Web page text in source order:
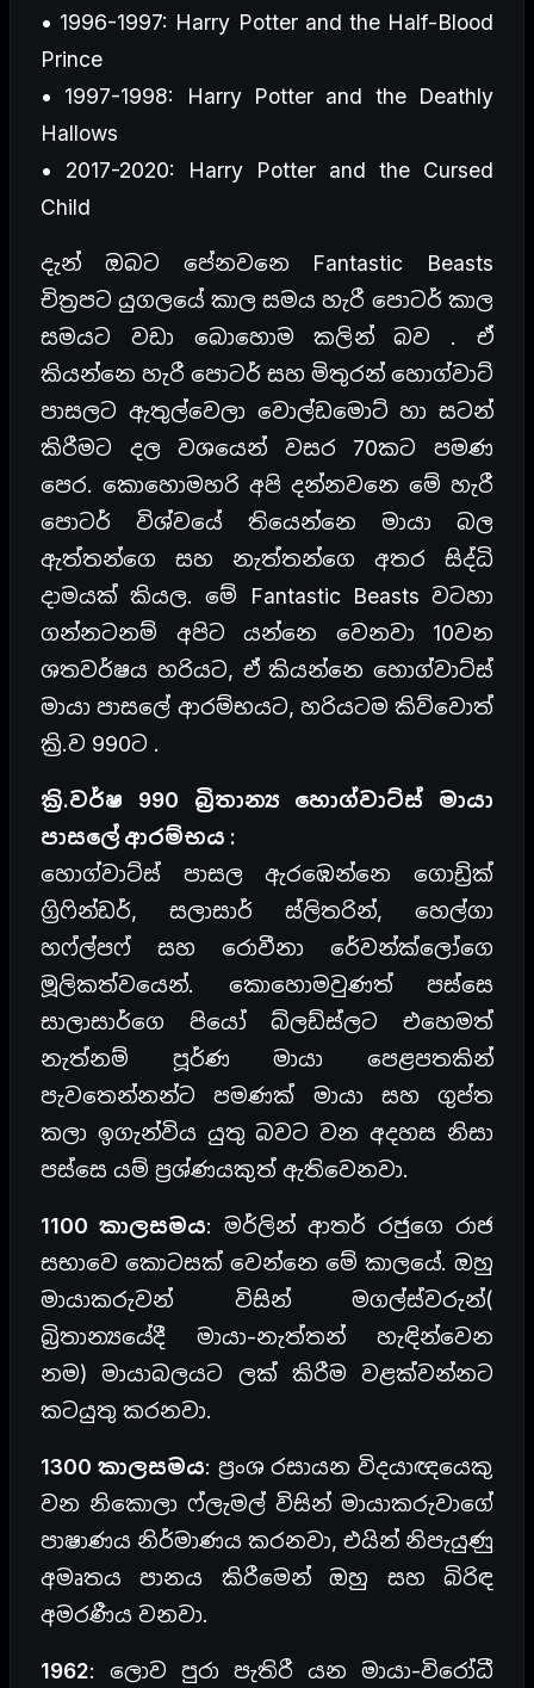
• 1996-1997: Harry Potter and the Half-Blood
Prince
• 1997-1998: Harry Potter and the Deathly
Hallows
• 2017-2020: Harry Potter and the Cursed
Child
දැන් ඔබට පේනවනෙ Fantastic Beasts
චිත්‍රපට යුගලයේ කාල සමය හැරී පොටර් කාල
සමයට වඩා බොහොම කලින් බව . ඒ
කියන්නෙ හැරී පොටර් සහ මිතුරන් හොග්වාට්
පාසලට ඇතුල්වෙලා වොල්ඩමොට් හා සටන්
කිරීමට දල වශයෙන් වසර 70කට පමණ
පෙර. කොහොමහරි අපි දන්නවනෙ මේ හැරී
පොටර් විශ්වයේ තියෙන්නෙ මායා බල
ඇත්තන්ගෙ සහ නැත්තන්ගෙ අතර සිද්ධි
දාමයක් කියල. මේ Fantastic Beasts වටහා
ගන්නටනම් අපිට යන්නෙ වෙනවා 10වන
ශතවර්ෂය හරියට, ඒ කියන්නෙ හොග්වාට්ස්
මායා පාසලේ ආරම්භයට, හරියටම කිව්වොත්
ක්‍රි.ව 990ට .
ක්‍රි.වර්ෂ 990 බ්‍රිතාන්‍ය හොග්වාට්ස් මායා
පාසලේ ආරම්භය :
හොග්වාට්ස් පාසල ඇරඹෙන්නෙ ගොඩ්‍රික්
ග්‍රිෆින්ඩර්, සලාසාර් ස්ලිතරින්, හෙල්ගා
හෆ්ල්පෆ් සහ රොවීනා රේවන්ක්ලෝගෙ
මූලිකත්වයෙන්. කොහොමවුණත් පස්සෙ
සාලාසාර්ගෙ පියෝ බ්ලඩ්ස්ලට එහෙමත්
නැත්නම් පූර්ණ මායා පෙළපතකින්
පැවතෙන්නන්ට පමණක් මායා සහ ගුප්ත
කලා ඉගැන්විය යුතු බවට වන අදහස නිසා
පස්සෙ යම් ප්‍රශ්ණයකුත් ඇතිවෙනවා.
1100 කාලසමය: මර්ලින් ආතර් රජුගෙ රාජ
සභාවෙ කොටසක් වෙන්නෙ මේ කාලයේ. ඔහු
මායාකරුවන් විසින් මගල්ස්වරුන්(
බ්‍රිතාන්‍යයේදී මායා-නැත්තන් හැඳින්වෙන
නම) මායාබලයට ලක් කිරීම වළක්වන්නට
කටයුතු කරනවා.
1300 කාලසමය: ප්‍රංශ රසායන විදයාඥයෙකු
වන නිකොලා ෆ්ලැමල් විසින් මායාකරුවාගේ
පාෂාණය නිර්මාණය කරනවා, එයින් නිපැයුණු
අමෘතය පානය කිරීමෙන් ඔහු සහ බිරිඳ
අමරණීය වනවා.
1962: ලොව පුරා පැතිරී යන මායා-විරෝධී